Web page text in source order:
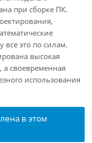
при сборке ПК.
все это по силам.
высокая
а своевременная
использования
в этом